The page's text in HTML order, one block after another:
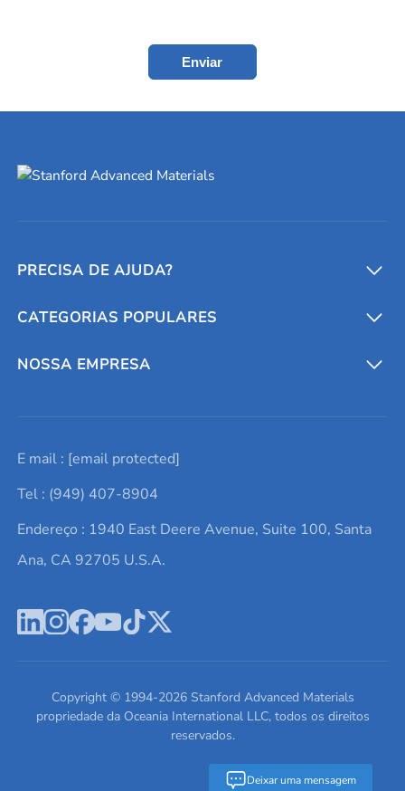
Enviar
Deixar uma mensagem
PRECISA DE AJUDA?
Conversores e calculadoras
Entre em contato conosco
Lista de consultas
Termos e Condições
Política de Privacidade
CATEGORIAS POPULARES
Metais refratários
Elementos de terras raras
Alvos de pulverização catódica
Ácido hialurônico
NOSSA EMPRESA
Promoções atuais
Notícias e blogs
Estudos de caso
Escreva para nós
E mail : [email protected]
Tel : (949) 407-8904
Endereço : 1940 East Deere Avenue, Suite 100, Santa
Ana, CA 92705 U.S.A.
Copyright © 1994-2026Stanford Advanced Materials
propriedade da Oceania International LLC, todos os direitos
reservados.